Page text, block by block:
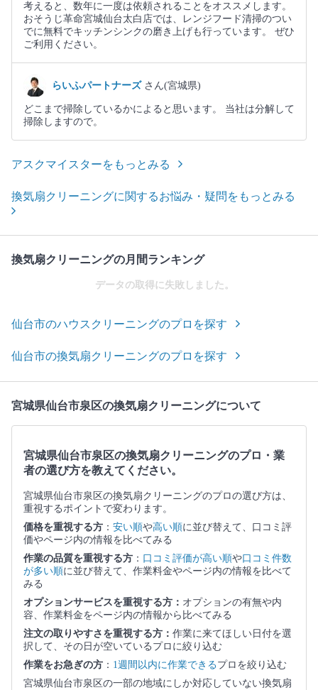
考えると、数年に一度は依頼されることをオススメします。
おそうじ革命宮城仙台太白店では、レンジフード清掃のつい
でに無料でキッチンシンクの磨き上げも行っています。 ぜひ
ご利用ください。
らいふパートナーズ さん(宮城県)
どこまで掃除しているかによると思います。 当社は分解して
掃除しますので。
アスクマイスターをもっとみる
換気扇クリーニングに関するお悩み・疑問をもっとみる
換気扇クリーニングの月間ランキング
データの取得に失敗しました。
仙台市のハウスクリーニングのプロを探す
仙台市の換気扇クリーニングのプロを探す
宮城県仙台市泉区の換気扇クリーニングについて
宮城県仙台市泉区の換気扇クリーニングのプロ・業
者の選び方を教えてください。
宮城県仙台市泉区の換気扇クリーニングのプロの選び方は、
重視するポイントで変わります。
価格を重視する方 ： 安い順や高い順に並び替えて、口コミ評
価やページ内の情報を比べてみる
作業の品質を重視する方 ： 口コミ評価が高い順や口コミ件数
が多い順に並び替えて、作業料金やページ内の情報を比べて
みる
オプションサービスを重視する方： オプションの有無や内
容、作業料金をページ内の情報から比べてみる
注文の取りやすさを重視する方： 作業に来てほしい日付を選
択して、その日が空いているプロに絞り込む
作業をお急ぎの方 ： 1週間以内に作業できるプロを絞り込む
宮城県仙台市泉区の一部の地域にしか対応していない換気扇